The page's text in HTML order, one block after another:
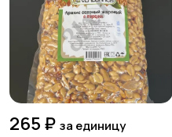
265 ₽ за единицу